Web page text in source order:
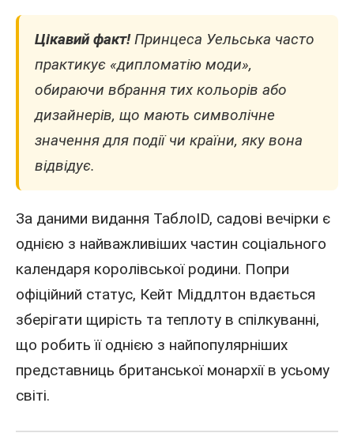
Цікавий факт!Принцеса Уельська часто
практикує «дипломатію моди»,
обираючи вбрання тих кольорів або
дизайнерів, що мають символічне
значення для події чи країни, яку вона
відвідує.
За даними видання ТаблоID, садові вечірки є
однією з найважливіших частин соціального
календаря королівської родини. Попри
офіційний статус, Кейт Міддлтон вдається
зберігати щирість та теплоту в спілкуванні,
що робить її однією з найпопулярніших
представниць британської монархії в усьому
світі.